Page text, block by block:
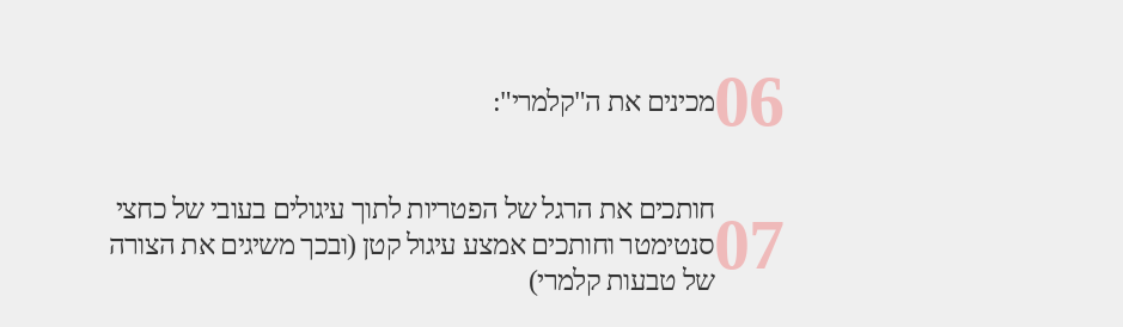
06מכינים את ה"קלמרי":
07חותכים את הרגל של הפטריות לתוך עיגולים בעובי של כחצי
סנטימטר וחותכים אמצע עיגול קטן (ובכך משיגים את הצורה
של טבעות קלמרי)